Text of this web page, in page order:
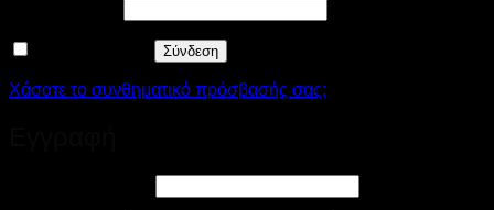
Σύνδεση
Χάσατε το συνθηματικό πρόσβασής σας;